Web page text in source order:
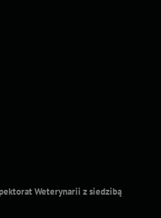
Weterynarii z siedzibą